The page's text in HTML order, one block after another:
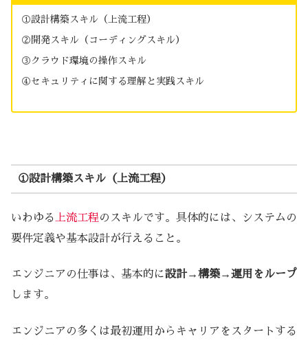
①設計構築スキル（上流工程）
②開発スキル（コーディングスキル）
③クラウド環境の操作スキル
④セキュリティに関する理解と実践スキル
①設計構築スキル（上流工程）
いわゆる 上流工程のスキルです。具体的には、システムの
要件定義や基本設計が行えること。
エンジニアの仕事は、基本的に設計→構築→運用をループ
します。
エンジニアの多くは最初運用からキャリアをスタートする